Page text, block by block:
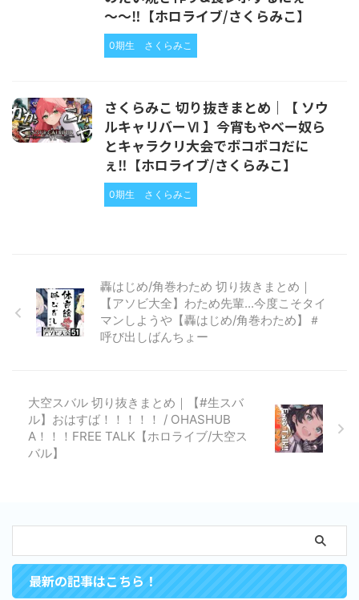
～～‼【ホロライブ/さくらみこ】
0期生 さくらみこ
さくらみこ 切り抜きまとめ｜【 ソウ
ルキャリバーⅥ 】今宵もやべー奴ら
とキャラクリ大会でボコボコだに
ぇ‼【ホロライブ/さくらみこ】
0期生 さくらみこ
轟はじめ/角巻わため 切り抜きまとめ｜
【アソビ大全】わため先輩...今度こそタイ
マンしようや【轟はじめ/角巻わため】＃
呼び出しばんちょー
大空スバル 切り抜きまとめ｜【#生スバ
ル】おはすば！！！！！ / OHASHUB
A！！！FREE TALK【ホロライブ/大空ス
バル】
最新の記事はこちら！